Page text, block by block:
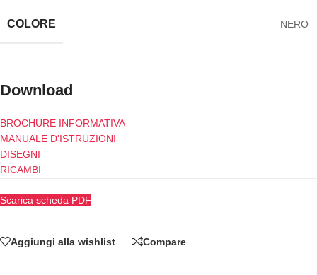
COLORE NERO
Download
BROCHURE INFORMATIVA
MANUALE D'ISTRUZIONI
DISEGNI
RICAMBI
Scarica scheda PDF
Aggiungi alla wishlist Compare